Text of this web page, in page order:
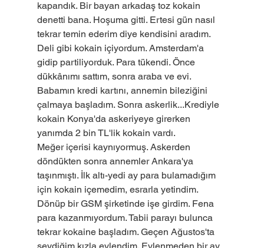
kapandık. Bir bayan arkadaş toz kokain
denetti bana. Hoşuma gitti. Ertesi gün nasıl
tekrar temin ederim diye kendisini aradım.
Deli gibi kokain içiyordum. Amsterdam'a
gidip partiliyorduk. Para tükendi. Önce
dükkânımı sattım, sonra araba ve evi.
Babamın kredi kartını, annemin bileziğini
çalmaya başladım. Sonra askerlik...Krediyle
kokain Konya'da askeriyeye girerken
yanımda 2 bin TL'lik kokain vardı.
Meğer içerisi kaynıyormuş. Askerden
döndükten sonra annemler Ankara'ya
taşınmıştı. İlk altı-yedi ay para bulamadığım
için kokain içemedim, esrarla yetindim.
Dönüp bir GSM şirketinde işe girdim. Fena
para kazanmıyordum. Tabii parayı bulunca
tekrar kokaine başladım. Geçen Ağustos'ta